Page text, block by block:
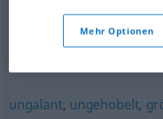
rücksichtslos,dreist,
(Hauptform),unverschämt
ungalant, ungehobelt,
Mehr Optionen